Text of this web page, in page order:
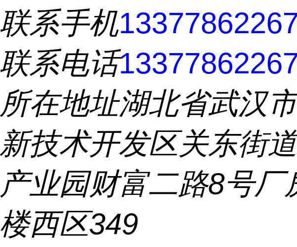
联系手机
联系电话
所在地址湖北省武汉
新技术开发区关东街
产业园财富二路8号厂
楼西区349